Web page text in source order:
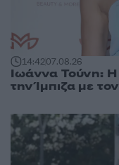
14:4207.08.26
Ιωάννα Τούνη:
την Ίμπιζα με